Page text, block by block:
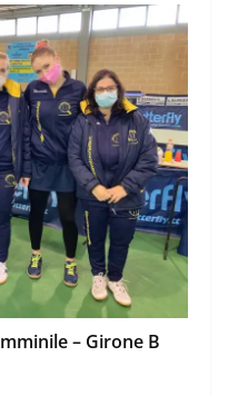
– Girone B